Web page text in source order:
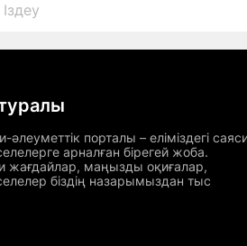
әлеуметтік порталы – еліміздегі
арналған бірегей жоба.
жағдайлар, маңызды оқиғалар,
біздің назарымыздан тыс